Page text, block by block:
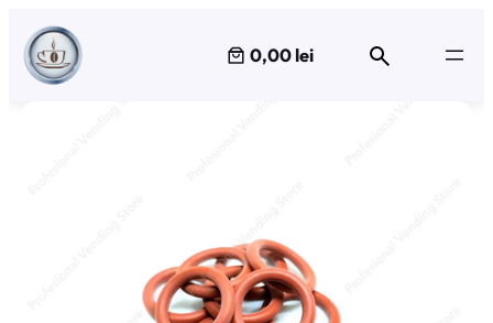
Sari
conținut
0,00 lei